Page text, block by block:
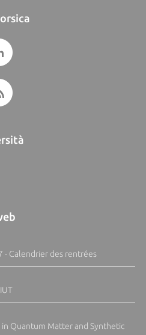
- Calendrier des rentrées
Quantum Matter and Synthetic